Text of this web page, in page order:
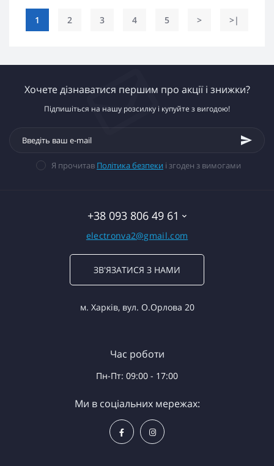
1 2 3 4 5 > >|
Хочете дізнаватися першим про акції і знижки?
Підпишіться на нашу розсилку і купуйте з вигодою!
Я прочитав Політика безпеки і згоден з вимогами
+38 093 806 49 61
electronva2@gmail.com
ЗВ'ЯЗАТИСЯ З НАМИ
м. Харків, вул. О.Орлова 20
Час роботи
Пн-Пт: 09:00 - 17:00
Ми в соціальних мережах: